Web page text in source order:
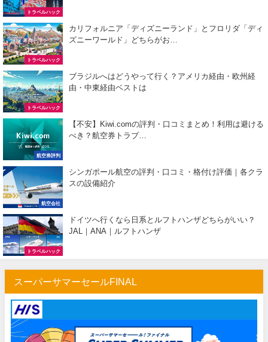
03/19 HIS) オーストラリア・リゾート航空券 2,000円OFFクーポ
03/19 Expedia) 春旅・GWセール 最大40%OFF
03/19 サプライス) 海外航空券 3,000円OFFクーポン
03/17 HIS) 北欧添乗員同行ツアー 最大10,000円OFFクーポン
03/17 JAL) 海外ダイナミックパッケージ タイムセール
03/17 HIS) 海外航空券 タイムセール
03/17 HIS) ANA便(航空券+ホテル) 最大15,000円CB
03/16 Trip.com) 航空券+ホテル 最大50%OFFセール
03/16 Trip.com) ハワイ 最大50%OFFセール
03/16 Trip.com) ベトナム 最大50%OFFセール
03/13 サプライス) 海外航空券 3,000円OFFクーポン
03/12 HIS) 海外ツアー(関西発) 最大100,000円OFFクーポン
03/12 HIS) アジア・ハワイ・グアム航空券 2,000円OFFクーポン
03/06
03/06 HIS) 夏先ドリキャンペーン
トラベルハック
トラベルハック
カリフォルニア「ディズニーランド」とフロリダ「ディ
ズニーワールド」どちらがお…
トラベルハック
ブラジルへはどうやって行く？アメリカ経由・欧州経
由・中東経由ベストは
航空券評判
【不安】Kiwi.comの評判・口コミまとめ！利用は避ける
べき？航空券トラブ…
航空会社
シンガポール航空の評判・口コミ・格付け評価｜各クラ
スの設備紹介
トラベルハック
ドイツへ行くなら日系とルフトハンザどちらがいい？
JAL｜ANA｜ルフトハンザ
スーパーサマーセールFINAL